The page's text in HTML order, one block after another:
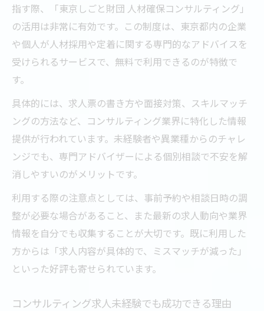
指す際、「東京しごと財団 人材確保コンサルティング」
の活用は非常に有効です。この制度は、東京都内の企業
や個人が人材採用や定着に関する専門的なアドバイスを
受けられるサービスで、無料で利用できるのが特徴で
す。
具体的には、求人票の書き方や面接対策、スキルマッチ
ングの方法など、コンサルティング業界に特化した情報
提供が行われています。未経験者や異業種からのチャレ
ンジでも、専門アドバイザーによる個別相談で不安を解
消しやすいのがメリットです。
利用する際の注意点としては、事前予約や相談日時の調
整が必要な場合があること、また最新の求人動向や業界
情報を自分でも収集することが大切です。既に利用した
方からは「求人内容が具体的で、ミスマッチが減った」
といった好評も寄せられています。
コンサルティング求人未経験でも成功できる理由